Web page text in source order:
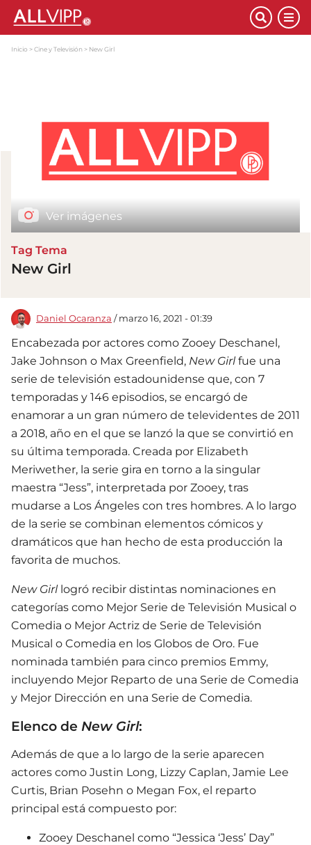
Inicio Cine y Televisión New Girl
Ver imágenes
Tag Tema
New Girl
Daniel Ocaranza / marzo 16, 2021 - 01:39
Encabezada por actores como Zooey Deschanel,
Jake Johnson o Max Greenfield, New Girlfue una
serie de televisión estadounidense que, con 7
temporadas y 146 episodios, se encargó de
enamorar a un gran número de televidentes de 2011
a 2018, año en el que se lanzó la que se convirtió en
su última temporada. Creada por Elizabeth
Meriwether, la serie gira en torno a la singular
maestra “Jess”, interpretada por Zooey, tras
mudarse a Los Ángeles con tres hombres. A lo largo
de la serie se combinan elementos cómicos y
dramáticos que han hecho de esta producción la
favorita de muchos.
New Girllogró recibir distintas nominaciones en
categorías como Mejor Serie de Televisión Musical o
Comedia o Mejor Actriz de Serie de Televisión
Musical o Comedia en los Globos de Oro. Fue
nominada también para cinco premios Emmy,
incluyendo Mejor Reparto de una Serie de Comedia
y Mejor Dirección en una Serie de Comedia.
Elenco de New Girl:
Además de que a lo largo de la serie aparecen
actores como Justin Long, Lizzy Caplan, Jamie Lee
Curtis, Brian Posehn o Megan Fox, el reparto
principal está compuesto por:
Zooey Deschanel como “Jessica ‘Jess’ Day”